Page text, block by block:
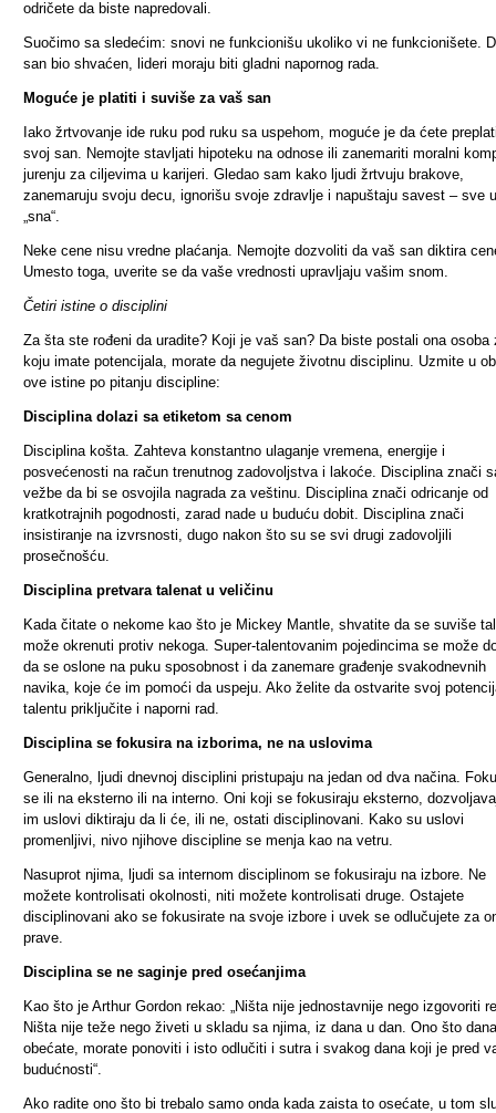
odričete da biste napredovali.
Suočimo sa sledećim: snovi ne funkcionišu ukoliko vi ne funkcionišete.
san bio shvaćen, lideri moraju biti gladni napornog rada.
Moguće je platiti i suviše za vaš san
Iako žrtvovanje ide ruku pod ruku sa uspehom, moguće je da ćete
svoj san. Nemojte stavljati hipoteku na odnose ili zanemariti moralni
jurenju za ciljevima u karijeri. Gledao sam kako ljudi žrtvuju brakove,
zanemaruju svoju decu, ignorišu svoje zdravlje i napuštaju savest – sve
„sna“.
Neke cene nisu vredne plaćanja. Nemojte dozvoliti da vaš san diktira
Umesto toga, uverite se da vaše vrednosti upravljaju vašim snom.
Četiri istine o disciplini
Za šta ste rođeni da uradite? Koji je vaš san? Da biste postali ona osoba
koju imate potencijala, morate da negujete životnu disciplinu. Uzmite u
ove istine po pitanju discipline:
Disciplina dolazi sa etiketom sa cenom
Disciplina košta. Zahteva konstantno ulaganje vremena, energije i
posvećenosti na račun trenutnog zadovoljstva i lakoće. Disciplina znači
vežbe da bi se osvojila nagrada za veštinu. Disciplina znači odricanje od
kratkotrajnih pogodnosti, zarad nade u buduću dobit. Disciplina znači
insistiranje na izvrsnosti, dugo nakon što su se svi drugi zadovoljili
prosečnošću.
Disciplina pretvara talenat u veličinu
Kada čitate o nekome kao što je Mickey Mantle, shvatite da se suviše
može okrenuti protiv nekoga. Super-talentovanim pojedincima se može
da se oslone na puku sposobnost i da zanemare građenje svakodnevnih
navika, koje će im pomoći da uspeju. Ako želite da ostvarite svoj
talentu priključite i naporni rad.
Disciplina se fokusira na izborima, ne na uslovima
Generalno, ljudi dnevnoj disciplini pristupaju na jedan od dva načina.
se ili na eksterno ili na interno. Oni koji se fokusiraju eksterno,
im uslovi diktiraju da li će, ili ne, ostati disciplinovani. Kako su uslovi
promenljivi, nivo njihove discipline se menja kao na vetru.
Nasuprot njima, ljudi sa internom disciplinom se fokusiraju na izbore. Ne
možete kontrolisati okolnosti, niti možete kontrolisati druge. Ostajete
disciplinovani ako se fokusirate na svoje izbore i uvek se odlučujete za
prave.
Disciplina se ne saginje pred osećanjima
Kao što je Arthur Gordon rekao: „Ništa nije jednostavnije nego izgovoriti
Ništa nije teže nego živeti u skladu sa njima, iz dana u dan. Ono što
obećate, morate ponoviti i isto odlučiti i sutra i svakog dana koji je pred
budućnosti“.
Ako radite ono što bi trebalo samo onda kada zaista to osećate, u tom